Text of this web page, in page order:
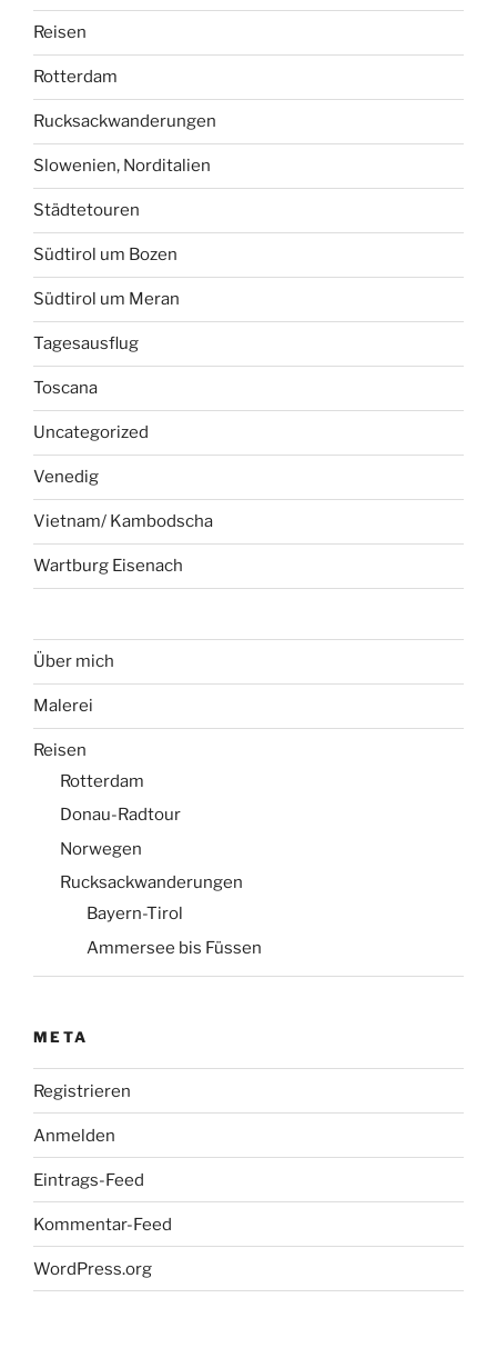
Reisen
Rotterdam
Rucksackwanderungen
Slowenien, Norditalien
Städtetouren
Südtirol um Bozen
Südtirol um Meran
Tagesausflug
Toscana
Uncategorized
Venedig
Vietnam/ Kambodscha
Wartburg Eisenach
Über mich
Malerei
Reisen
Rotterdam
Donau-Radtour
Norwegen
Rucksackwanderungen
Bayern-Tirol
Ammersee bis Füssen
META
Registrieren
Anmelden
Eintrags-Feed
Kommentar-Feed
WordPress.org